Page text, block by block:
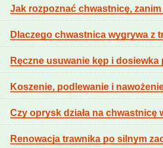
Jak rozpoznać chwastnicę, zanim
Dlaczego chwastnica wygrywa z
Ręczne usuwanie kęp i dosiewka
Koszenie, podlewanie i
Czy oprysk działa na chwastnicę
Renowacja trawnika po silnym